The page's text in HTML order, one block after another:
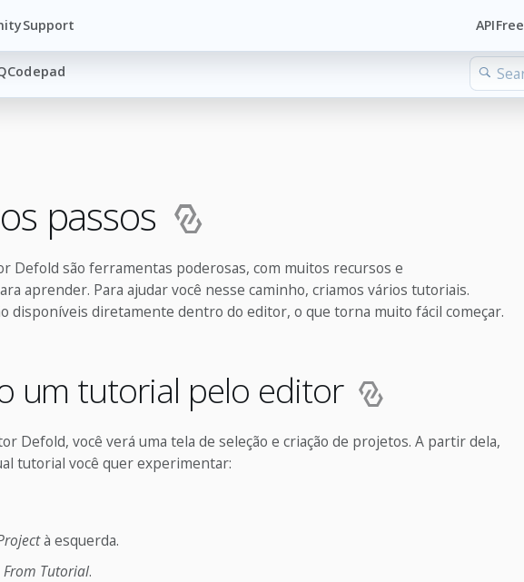
Support APIFree
Codepad
passos
Defold são ferramentas poderosas, com muitos recursos e
aprender. Para ajudar você nesse caminho, criamos vários tutoriais.
disponíveis diretamente dentro do editor, o que torna muito fácil começar.
um tutorial pelo editor
Defold, você verá uma tela de seleção e criação de projetos. A partir dela,
tutorial você quer experimentar:
à esquerda.
From Tutorial.